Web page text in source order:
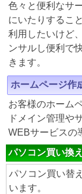
色々と便利なサ
にいたりするこ
利用したいけど
ンサルし便利で
きます。
ホームページ作
お客様のホーム
ドメイン管理や
WEBサービスの
パソコン買い換
パソコン買い替
います。